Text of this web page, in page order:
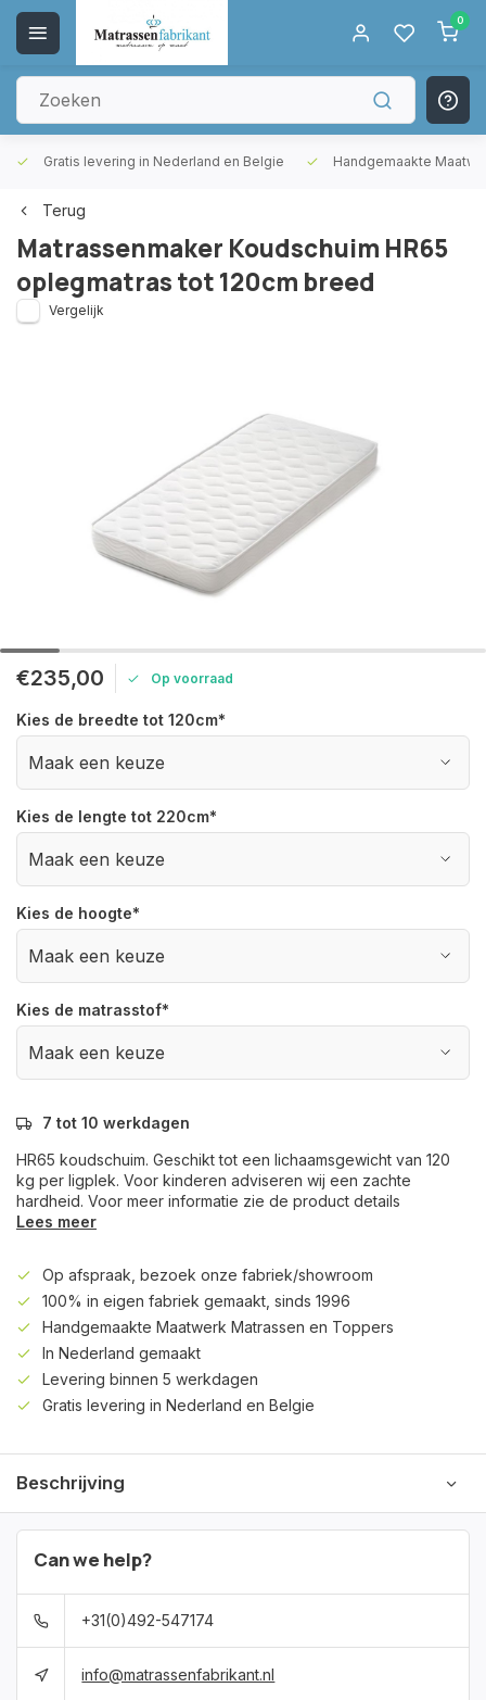
0
Gratis levering in Nederland en Belgie Handgemaakte
Terug
Matrassenmaker Koudschuim HR65
oplegmatras tot 120cm breed
Vergelijk
€235,00 Op voorraad
Kies de breedte tot 120cm*
Kies de lengte tot 220cm*
Kies de hoogte*
Kies de matrasstof*
7 tot 10 werkdagen
HR65 koudschuim. Geschikt tot een lichaamsgewicht van 120
kg per ligplek. Voor kinderen adviseren wij een zachte
hardheid. Voor meer informatie zie de product details
Lees meer
Op afspraak, bezoek onze fabriek/showroom
100% in eigen fabriek gemaakt, sinds 1996
Handgemaakte Maatwerk Matrassen en Toppers
In Nederland gemaakt
Levering binnen 5 werkdagen
Gratis levering in Nederland en Belgie
Beschrijving
Can we help?
+31(0)492-547174
info@matrassenfabrikant.nl